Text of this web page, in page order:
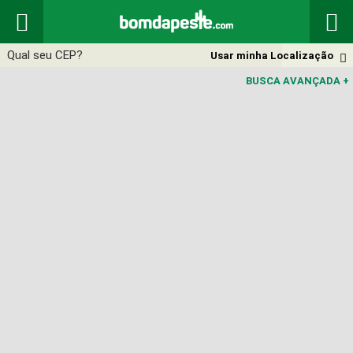
 

Usar minha Localização
BUSCA AVANÇADA +